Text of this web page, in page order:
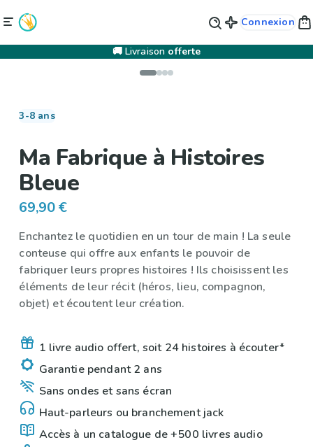
Connexion
🚚 Livraison offerte
3-8 ans
Ma Fabrique à Histoires
Bleue
69,90 €
Enchantez le quotidien en un tour de main ! La seule
conteuse qui offre aux enfants le pouvoir de
fabriquer leurs propres histoires ! Ils choisissent les
éléments de leur récit (héros, lieu, compagnon,
objet) et écoutent leur création.
1 livre audio offert, soit 24 histoires à écouter*
Garantie pendant 2 ans
Sans ondes et sans écran
Haut-parleurs ou branchement jack
Accès à un catalogue de +500 livres audio